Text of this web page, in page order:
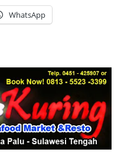
WhatsApp